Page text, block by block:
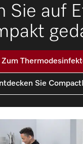
Sie auf
Zum
Sie